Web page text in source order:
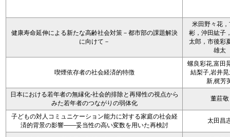
健康寿命延伸による新たな高齢社会対策－都市部の課題解決
に向けて－
米田野々花
彬，沖田紘子
太郎，市後彩
雄太
喫煙依存者の社会経済的特徴
螺良彩花,富田
結梨子,岩井
新,梶芳
日本における若年者の無縁化-社会的排除と再帰性の視点から
みた若年者のつながりの弱体化
董莊敬
子どもの対人コミュニケーション能力に対する家庭の社会経
済的背景の影響――妥当性の高い変数を用いた再検討
太田昌